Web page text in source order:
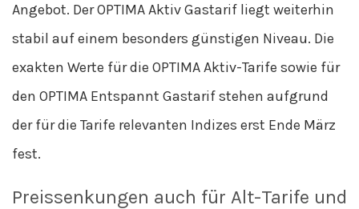
Angebot. Der OPTIMA Aktiv Gastarif liegt weiterhin
stabil auf einem besonders günstigen Niveau. Die
exakten Werte für die OPTIMA Aktiv-Tarife sowie für
den OPTIMA Entspannt Gastarif stehen aufgrund
der für die Tarife relevanten Indizes erst Ende März
fest.
Preissenkungen auch für Alt-Tarife und